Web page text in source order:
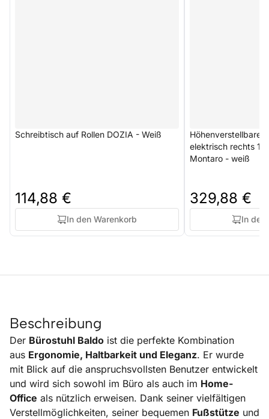
Schreibtisch auf Rollen DOZIA - Weiß
114,88 €
In den Warenkorb
Höhenverstellbarer
elektrisch rechts
Montaro - weiß
329,88 €
In den
Beschreibung
Der Bürostuhl Baldo ist die perfekte Kombination
aus Ergonomie, Haltbarkeit und Eleganz. Er wurde
mit Blick auf die anspruchsvollsten Benutzer entwickelt
und wird sich sowohl im Büro als auch im Home-
Office als nützlich erweisen. Dank seiner vielfältigen
Verstellmöglichkeiten, seiner bequemen Fußstütze und